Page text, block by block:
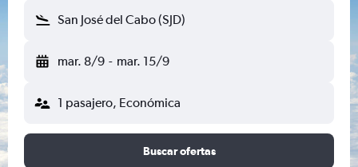
San José del Cabo (SJD)
mar. 8/9 - mar. 15/9
1 pasajero, Económica
Buscar ofertas